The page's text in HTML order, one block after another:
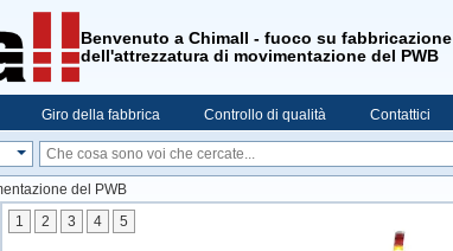
Benvenuto a Chimall - fuoco su fabbricazione
dell'attrezzatura di movimentazione del PWB
Giro della fabbrica Controllo di qualità Contattici
del PWB
1 2 3 4 5